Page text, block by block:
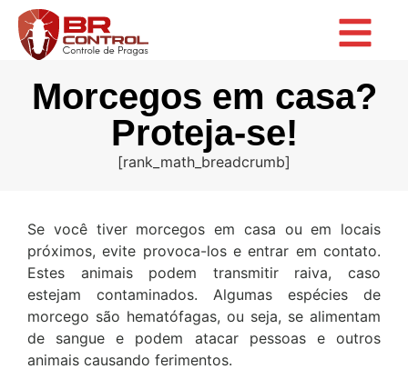
Morcegos em casa?
Proteja-se!
[rank_math_breadcrumb]
Se você tiver morcegos em casa ou em locais
próximos, evite provoca-los e entrar em contato.
Estes animais podem transmitir raiva, caso
estejam contaminados. Algumas espécies de
morcego são hematófagas, ou seja, se alimentam
de sangue e podem atacar pessoas e outros
animais causando ferimentos.